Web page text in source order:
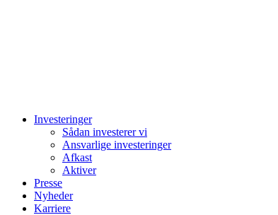
Investeringer
Sådan investerer vi
Ansvarlige investeringer
Afkast
Aktiver
Presse
Nyheder
Karriere